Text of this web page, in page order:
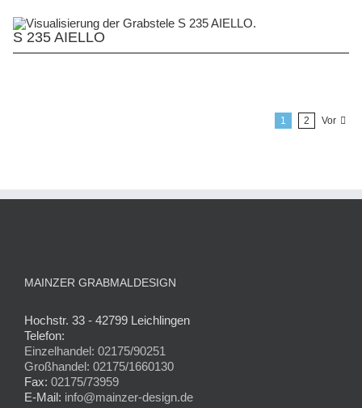
S 235 AIELLO
1 2 Vor
MAINZER GRABMALDESIGN
Hochstr. 33 - 42799 Leichlingen
Telefon:
Einzelhandel: 02175/90251
Großhandel: 02175/1660130
Fax: 02175/73959
E-Mail: info@mainzer-design.de